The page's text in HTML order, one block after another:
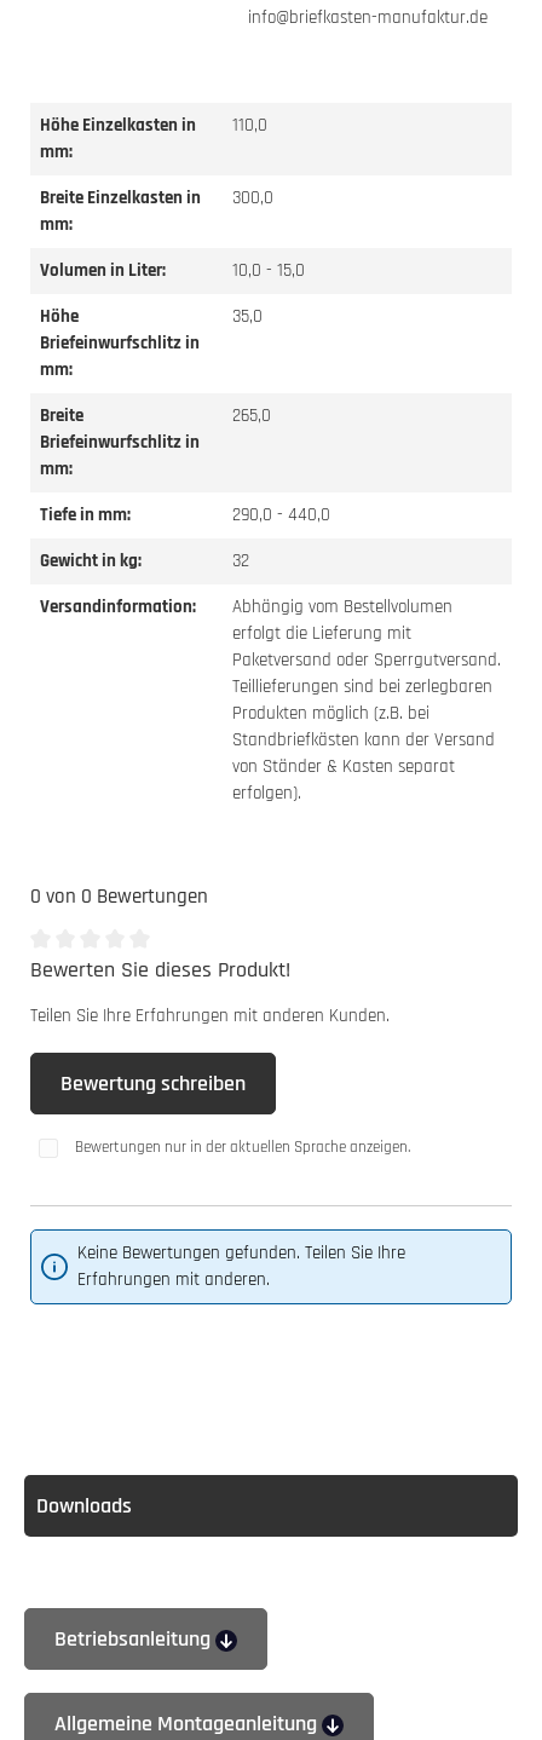
info@briefkasten-manufaktur.de
Höhe Einzelkasten in
mm:
110,0
Breite Einzelkasten in
mm:
300,0
Volumen in Liter:
10,0 - 15,0
Höhe
Briefeinwurfschlitz in
mm:
35,0
Breite
Briefeinwurfschlitz in
mm:
265,0
Tiefe in mm:
290,0 - 440,0
Gewicht in kg:
32
Versandinformation:
Abhängig vom Bestellvolumen
erfolgt die Lieferung mit
Paketversand oder Sperrgutversand.
Teillieferungen sind bei zerlegbaren
Produkten möglich (z.B. bei
Standbriefkästen kann der Versand
von Ständer & Kasten separat
erfolgen).
0 von 0 Bewertungen
Durchschnittliche Bewertung von 0 von 5 Sternen
Bewerten Sie dieses Produkt!
Teilen Sie Ihre Erfahrungen mit anderen Kunden.
Bewertung schreiben
Bewertungen nur in der aktuellen Sprache anzeigen.
Keine Bewertungen gefunden. Teilen Sie Ihre
Erfahrungen mit anderen.
Downloads
Betriebsanleitung
Allgemeine Montageanleitung